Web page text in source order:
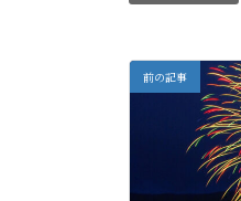
前の記事